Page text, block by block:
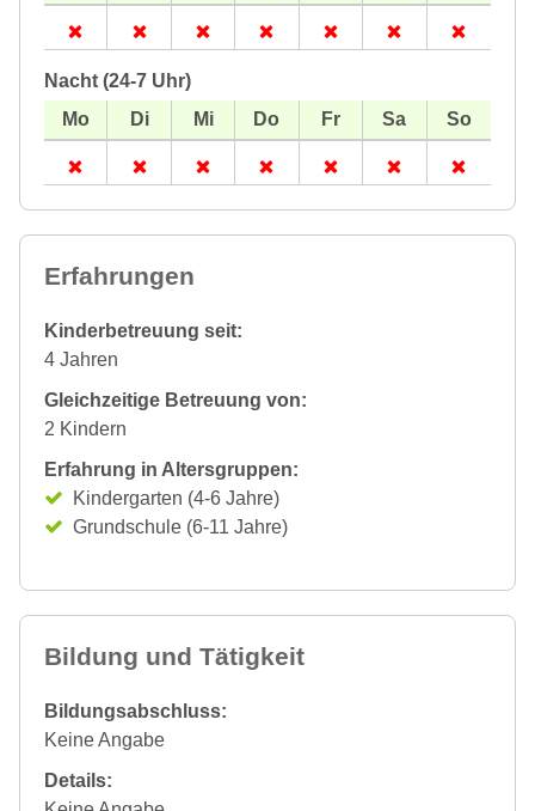
Nacht (24-7 Uhr)
Erfahrungen
Kinderbetreuung seit:
4 Jahren
Gleichzeitige Betreuung von:
2 Kindern
Erfahrung in Altersgruppen:
Kindergarten (4-6 Jahre)
Grundschule (6-11 Jahre)
Bildung und Tätigkeit
Bildungsabschluss:
Keine Angabe
Details: